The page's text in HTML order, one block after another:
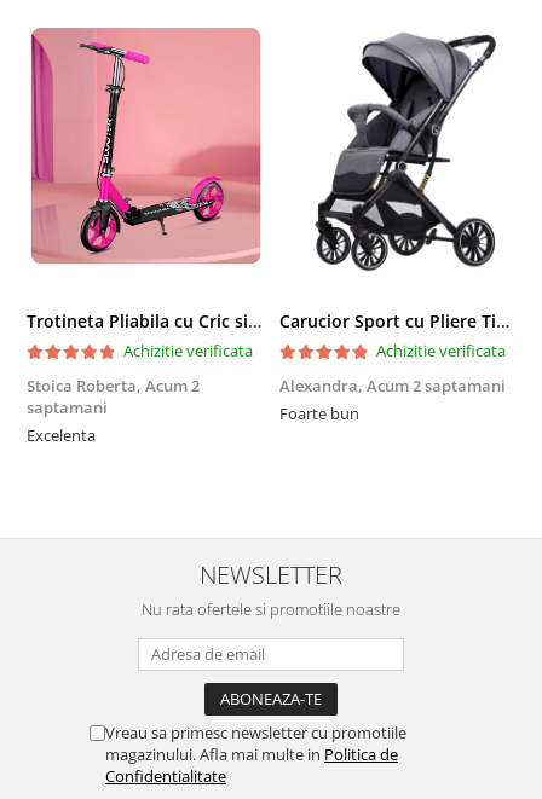
Trotineta Pliabila cu Cric si Maner Reglabil
Achizitie verificata
Stoica Roberta, Acum 2
saptamani
Excelenta
Carucior Sport cu Pliere Tip Troller si Maner Reversibil - Gri
Achizitie verificata
Alexandra, Acum 2 saptamani
Foarte bun
NEWSLETTER
Nu rata ofertele si promotiile noastre
Vreau sa primesc newsletter cu promotiile
magazinului. Afla mai multe in Politica de
Confidentialitate